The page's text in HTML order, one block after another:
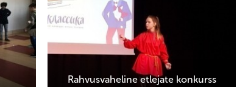
Rahvusvaheline etlejate konkurss